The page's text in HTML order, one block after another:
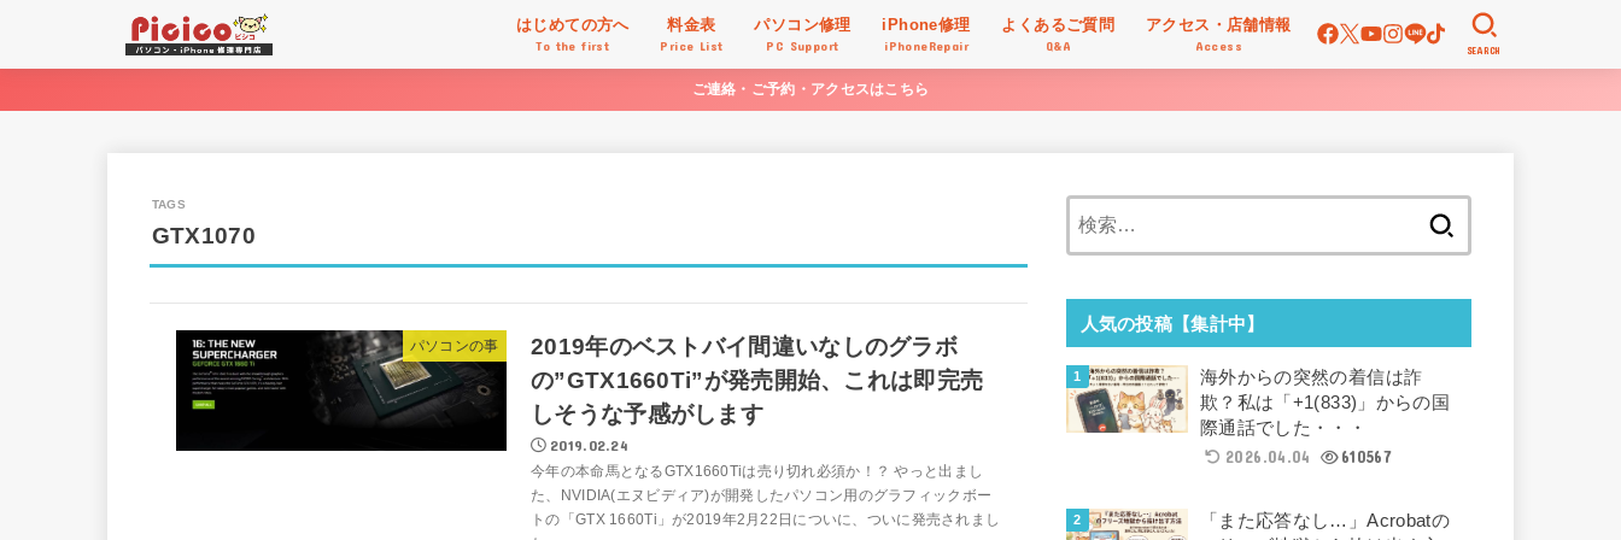
はじめての方へ
To the first
料金表
Price List
パソコン修理
PC Support
iPhone修理
iPhoneRepair
よくあるご質問
Q&A
アクセス・店舗情報
Access SEARCH
ご連絡・ご予約・アクセスはこちら
GTX1070
パソコンの事
2019年のベストバイ間違いなしのグラボ
の”GTX1660Ti”が発売開始、これは即完売
しそうな予感がします
2019.02.24
今年の本命馬となるGTX1660Tiは売り切れ必須か！？ やっと出まし
た、NVIDIA(エヌビディア)が開発したパソコン用のグラフィックボー
トの「GTX 1660Ti」が2019年2月22日についに、ついに発売されまし
人気の投稿【集計中】
海外からの突然の着信は詐
欺？私は「+1(833)」からの国
際通話でした・・・
2026.04.04
610567
「また応答なし…」Acrobatの